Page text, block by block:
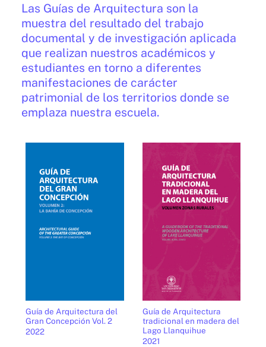
Las Guías de Arquitectura son la
muestra del resultado del trabajo
documental y de investigación aplicada
que realizan nuestros académicos y
estudiantes en torno a diferentes
manifestaciones de carácter
patrimonial de los territorios donde se
emplaza nuestra escuela.
Guía de Arquitectura del
Gran Concepción Vol. 2
2022
Guía de Arquitectura
tradicional en madera del
Lago Llanquihue
2021